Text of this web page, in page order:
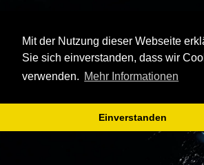
Mit der Nutzung dieser Webseite
Sie sich einverstanden, dass wir
verwenden. Mehr Informationen
Einverstanden
Westfälisches
Spielzeit 2025/2026